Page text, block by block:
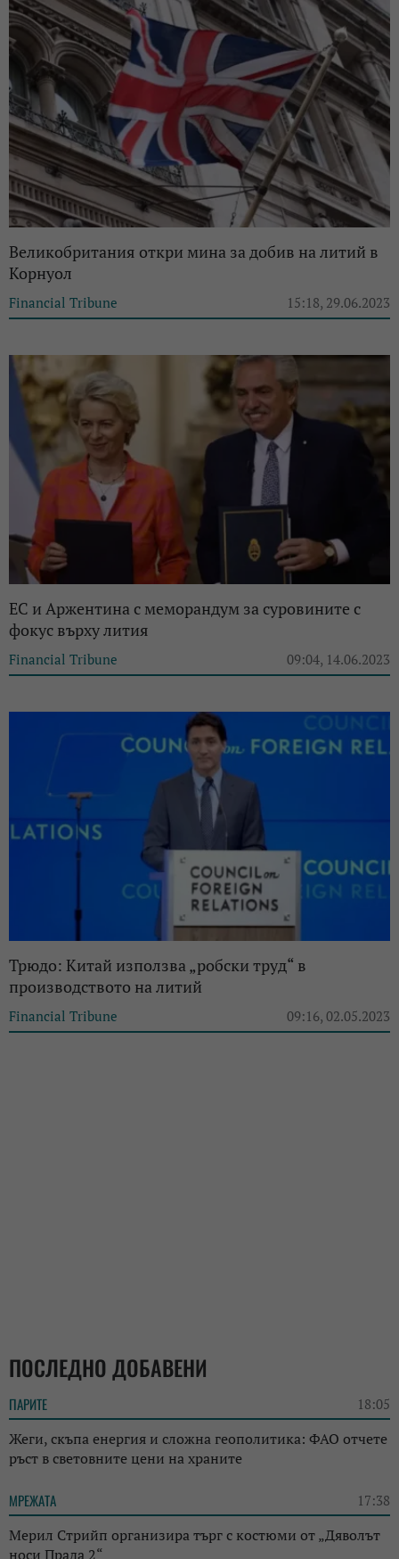
Великобритания откри мина за добив на литий в
Корнуол
Financial Tribune 15:18, 29.06.2023
ЕС и Аржентина с меморандум за суровините с
фокус върху лития
Financial Tribune 09:04, 14.06.2023
Трюдо: Китай използва „робски труд“ в
производството на литий
Financial Tribune 09:16, 02.05.2023
ПОСЛЕДНО ДОБАВЕНИ
ПАРИТЕ 18:05
Жеги, скъпа енергия и сложна геополитика: ФАО отчете
ръст в световните цени на храните
МРЕЖАТА 17:38
Мерил Стрийп организира търг с костюми от „Дяволът
носи Прада 2“